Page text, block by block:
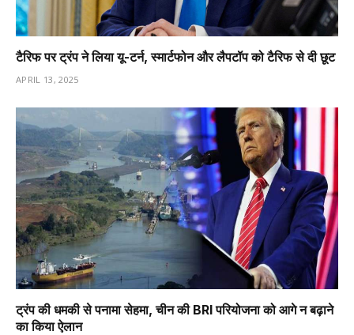
टैरिफ पर ट्रंप ने लिया यू-टर्न, स्मार्टफोन और लैपटॉप को टैरिफ से दी छूट
APRIL 13, 2025
ट्रंप की धमकी से पनामा सेहमा, चीन की BRI परियोजना को आगे न बढ़ाने
का किया ऐलान